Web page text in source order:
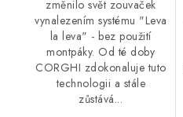
změnilo svět zouvaček
vynalezením systému "Leva
la leva" - bez použití
montpáky. Od té doby
CORGHI zdokonaluje tuto
technologii a stále
zůstává...